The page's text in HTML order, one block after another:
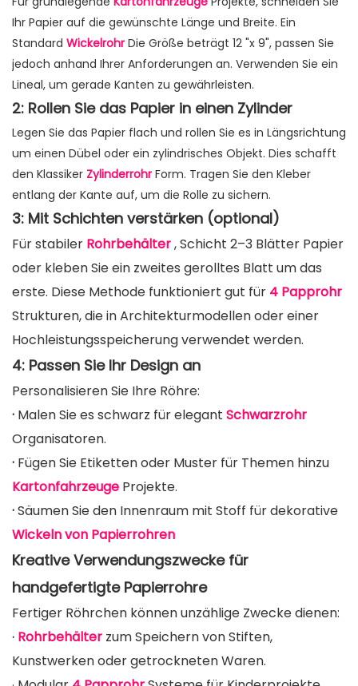
Ihr Papier auf die gewünschte Länge und Breite. Ein
Standard WickelrohrDie Größe beträgt 12 "x 9", passen Sie
jedoch anhand Ihrer Anforderungen an. Verwenden Sie ein
Lineal, um gerade Kanten zu gewährleisten.
2: Rollen Sie das Papier in einen Zylinder
Legen Sie das Papier flach und rollen Sie es in Längsrichtung
um einen Dübel oder ein zylindrisches Objekt. Dies schafft
den Klassiker ZylinderrohrForm. Tragen Sie den Kleber
entlang der Kante auf, um die Rolle zu sichern.
3: Mit Schichten verstärken (optional)
Für stabiler Rohrbehälter, Schicht 2–3 Blätter Papier
oder kleben Sie ein zweites gerolltes Blatt um das
erste. Diese Methode funktioniert gut für 4 Papprohr
Strukturen, die in Architekturmodellen oder einer
Hochleistungsspeicherung verwendet werden.
4: Passen Sie Ihr Design an
Personalisieren Sie Ihre Röhre:
· Malen Sie es schwarz für elegant Schwarzrohr
Organisatoren.
· Fügen Sie Etiketten oder Muster für Themen hinzu
Kartonfahrzeuge Projekte.
·Säumen Sie den Innenraum mit Stoff für dekorative
Wickeln von Papierrohren
Kreative Verwendungszwecke für
handgefertigte Papierrohre
Fertiger Röhrchen können unzählige Zwecke dienen:
· Rohrbehälter zum Speichern von Stiften,
Kunstwerken oder getrockneten Waren.